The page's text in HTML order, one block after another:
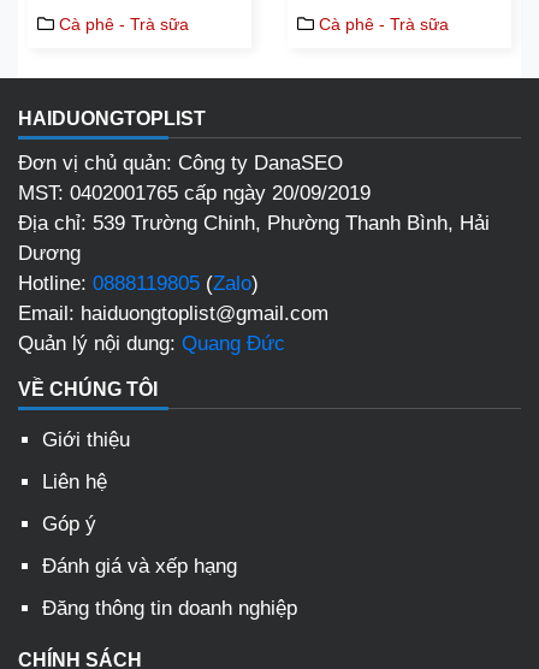
Cà phê - Trà sữa Cà phê - Trà sữa
HAIDUONGTOPLIST
Đơn vị chủ quản: Công ty DanaSEO
MST: 0402001765 cấp ngày 20/09/2019
Địa chỉ: 539 Trường Chinh, Phường Thanh Bình, Hải
Dương
Hotline: 0888119805 (Zalo)
Email: haiduongtoplist@gmail.com
Quản lý nội dung: Quang Đức
VỀ CHÚNG TÔI
Giới thiệu
Liên hệ
Góp ý
Đánh giá và xếp hạng
Đăng thông tin doanh nghiệp
CHÍNH SÁCH